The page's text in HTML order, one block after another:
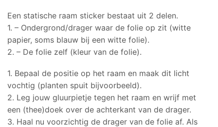
Een statische raam sticker bestaat uit 2 delen.
1. – Ondergrond/drager waar de folie op zit (witte
papier, soms blauw bij een witte folie).
2. – De folie zelf (kleur van de folie).
1. Bepaal de positie op het raam en maak dit licht
vochtig (planten spuit bijvoorbeeld).
2. Leg jouw gluurpietje tegen het raam en wrijf met
een (thee)doek over de achterkant van de drager.
3. Haal nu voorzichtig de drager van de folie af. Als